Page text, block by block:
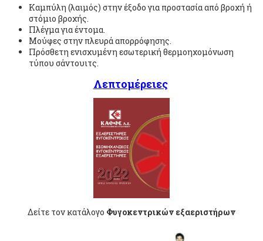
Καμπύλη (λαιμός) στην έξοδο για προστασία από βροχή ή
στόμιο βροχής.
Πλέγμα για έντομα.
Μούφες στην πλευρά απορρόφησης.
Πρόσθετη ενισχυμένη εσωτερική θερμοηχομόνωση
τύπου σάντουιτς.
Λεπτομέρειες
Δείτε τον κατάλογο Φυγοκεντρικών εξαεριστήρων